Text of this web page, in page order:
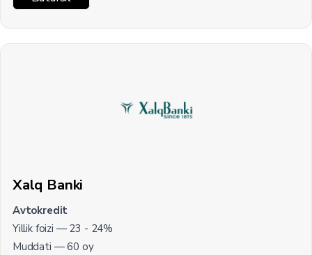
Xalq Banki
Avtokredit
Yillik foizi — 23 - 24%
Muddati — 60 oy